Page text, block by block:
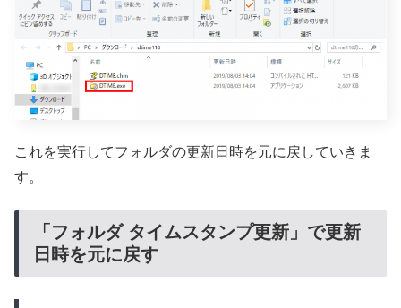
これを実行してフォルダの更新日時を元に戻していきま
す。
「フォルダ タイムスタンプ更新」で更新
日時を元に戻す